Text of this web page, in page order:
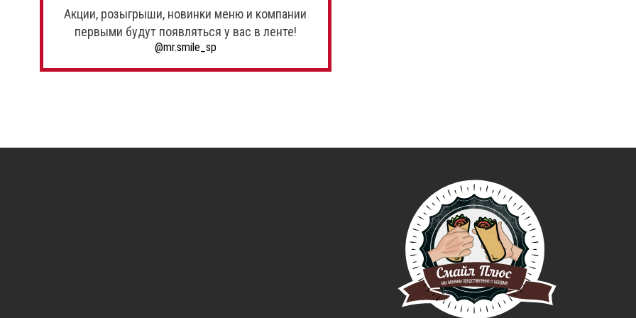
Акции, розыгрыши, новинки меню и компании
первыми будут появляться у вас в ленте!
@mr.smile_sp